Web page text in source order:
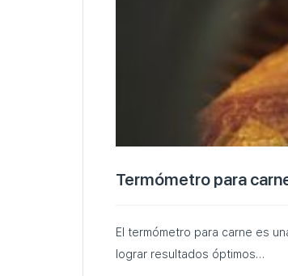
Termómetro para
El termómetro para carne es
lograr resultados óptimos…